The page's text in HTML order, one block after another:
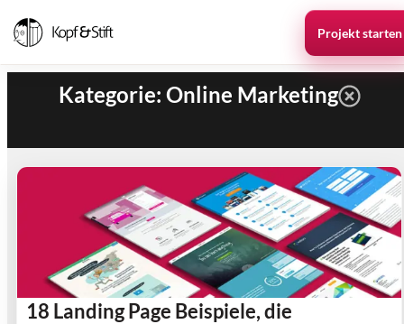
Projekt starten
Kategorie: Online Marketing
18 Landing Page Beispiele, die